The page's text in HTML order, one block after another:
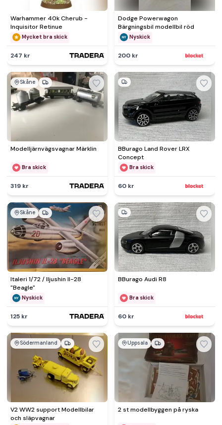
Warhammer 40k Cherub -
Inquisitor Retinue
Mycket bra skick
247 kr
Dodge Powerwagon
Bärgningsbil modellbil röd
Nyskick
200 kr
Skåne
Modelljärnvägsvagnar Märklin
Bra skick
319 kr
BBurago Land Rover LRX
Concept
Bra skick
60 kr
Skåne
Italeri 1/72 / Iljushin Il-28
"Beagle"
Nyskick
125 kr
BBurago Audi R8
Bra skick
60 kr
Södermanland
V2 WW2 support Modellbilar
och släpvagnar
Uppsala
2 st modellbyggen på ryska